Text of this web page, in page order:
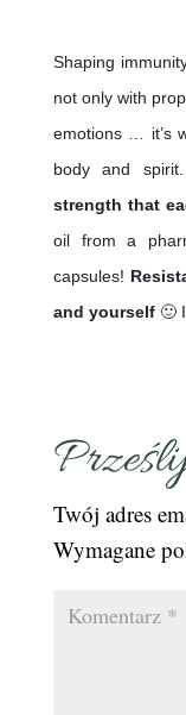
Shaping
not only with
emotions … it’s
body and spirit.
strength that
oil from a
capsules!
and yourself 🙂
Twój adres
Wymagane